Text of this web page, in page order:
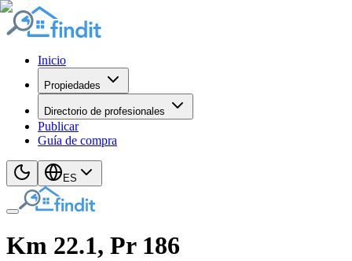
Inicio
Propiedades
Directorio de profesionales
Publicar
Guía de compra
ES
Km 22.1, Pr 186